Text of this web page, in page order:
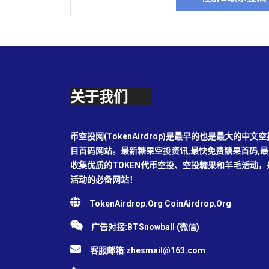
关于我们
币空投网(TokenAirdrop)是最早的也是最大的中文
目首码网站。最新糖果空投资讯,最快免费糖果首码,
收集优质的TOKEN代币空投、空投糖果和羊毛活动
活动的必备网站！
TokenAirdrop.Org CoinAirdrop.Org
广告对接:BTSnowball (微信)
客服邮箱:zhesmail@163.com